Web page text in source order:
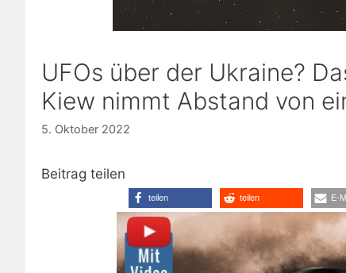
UFOs über der Ukraine?
Kiew nimmt Abstand von
5. Oktober 2022
Beitrag teilen
teilen teilen E-